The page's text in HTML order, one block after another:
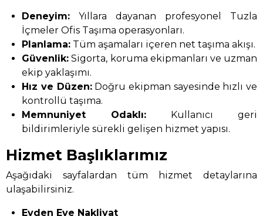
Deneyim: Yıllara dayanan profesyonel Tuzla
İçmeler Ofis Taşıma operasyonları.
Planlama: Tüm aşamaları içeren net taşıma akışı.
Güvenlik: Sigorta, koruma ekipmanları ve uzman
ekip yaklaşımı.
Hız ve Düzen:Doğru ekipman sayesinde hızlı ve
kontrollü taşıma.
Memnuniyet Odaklı: Kullanıcı geri
bildirimleriyle sürekli gelişen hizmet yapısı.
Hizmet Başlıklarımız
Aşağıdaki sayfalardan tüm hizmet detaylarına
ulaşabilirsiniz.
Evden Eve Nakliyat